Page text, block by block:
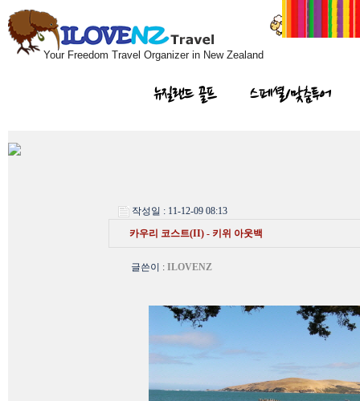
Your Freedom Travel Organizer in New Zealand
뉴질랜드 골프 스페셜/맞춤투어
작성일 : 11-12-09 08:13
카우리 코스트(II) - 키위 아웃백
글쓴이 : ILOVENZ